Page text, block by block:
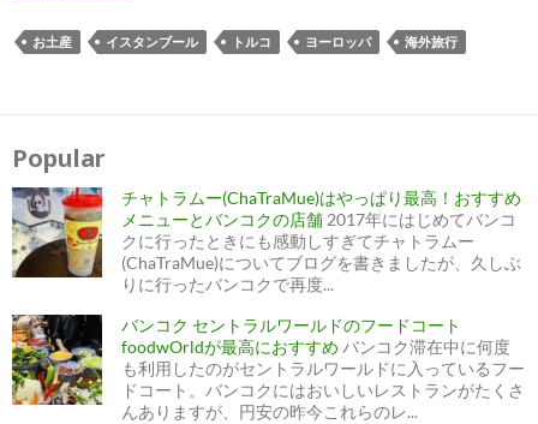
お土産 イスタンブール トルコ ヨーロッパ 海外旅行
Popular
チャトラムー(ChaTraMue)はやっぱり最高！おすすめ
メニューとバンコクの店舗 2017年にはじめてバンコ
クに行ったときにも感動しすぎてチャトラムー
(ChaTraMue)についてブログを書きましたが、久しぶ
りに行ったバンコクで再度...
バンコク セントラルワールドのフードコート
foodwOrldが最高におすすめ バンコク滞在中に何度
も利用したのがセントラルワールドに入っているフー
ドコート。バンコクにはおいしいレストランがたくさ
んありますが、円安の昨今これらのレ...